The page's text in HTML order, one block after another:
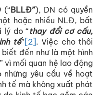
(“BLLĐ”), DN có quyền
hoặc nhiều NLĐ, bất
lý do “thay đổi cơ cấu,
tế”[2]. Việc cho thôi
đến như là một hình
vì mối quan hệ lao động
yêu cầu về hoạt
tế mà không xuất phát